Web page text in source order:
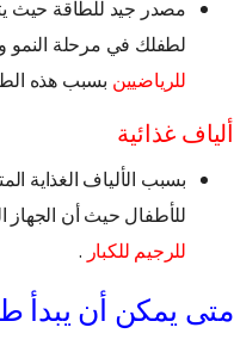
مصدر جيد للطاقة حيث
لطفلك في مرحلة النمو
للرياضيين بسبب هذه
ألياف غذائية
بسبب الألياف الغذاية
للأطفال حيث أن الجهاز
للرجيم للكبار .
متى يمكن أن يبدأ